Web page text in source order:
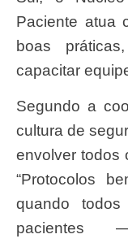
Paciente atua
boas
capacitar
Segundo a coordenadora do NEGESP/MS, a
cultura de
envolver todos
“Protocolos
quando
pacientes